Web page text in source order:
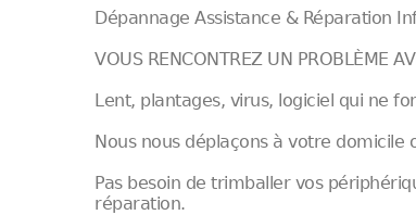
Dépannage Assistance & Réparation
VOUS RENCONTREZ UN PROBLÈME
Lent, plantages, virus, logiciel qui ne
Nous nous déplaçons à votre
Pas besoin de trimballer vos
réparation.